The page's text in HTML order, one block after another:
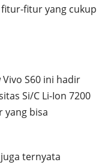
fitur yang cukup
S60 ini hadir
Si/C Li-Ion 7200
yang bisa
ternyata